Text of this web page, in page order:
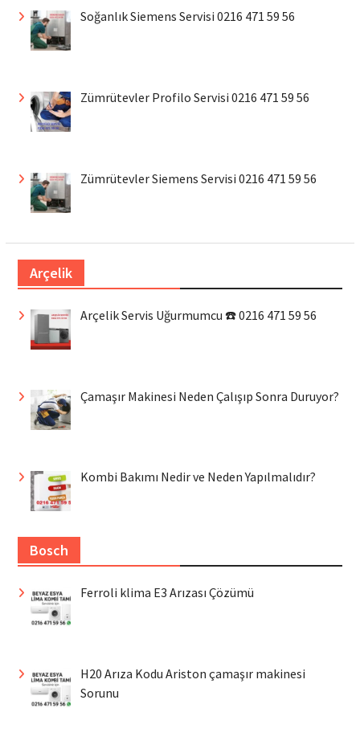
Soğanlık Siemens Servisi 0216 471 59 56
Zümrütevler Profilo Servisi 0216 471 59 56
Zümrütevler Siemens Servisi 0216 471 59 56
Arçelik
Arçelik Servis Uğurmumcu ☎️ 0216 471 59 56
Çamaşır Makinesi Neden Çalışıp Sonra Duruyor?
Kombi Bakımı Nedir ve Neden Yapılmalıdır?
Bosch
Ferroli klima E3 Arızası Çözümü
H20 Arıza Kodu Ariston çamaşır makinesi
Sorunu